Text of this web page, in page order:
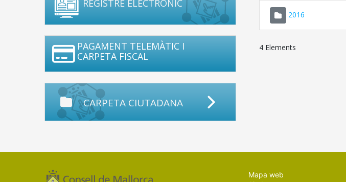
REGISTRE ELECTRÒNIC
PAGAMENT TELEMÀTIC I
CARPETA FISCAL
CARPETA CIUTADANA
2016
4 Elements
Mapa web